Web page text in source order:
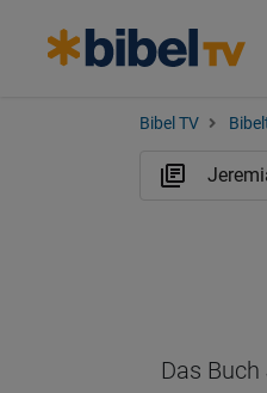
Bibel TV
Das